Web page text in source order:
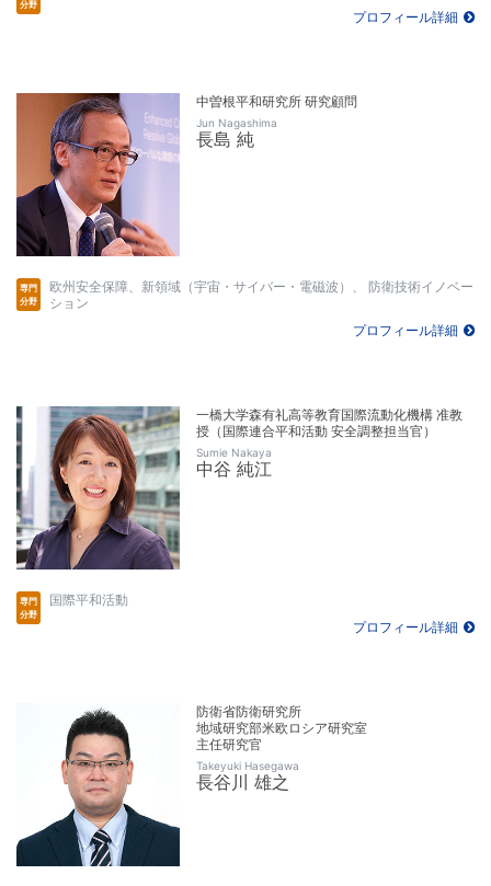
プロフィール詳細
中曽根平和研究所 研究顧問
Jun Nagashima
長島 純
欧州安全保障、新領域（宇宙・サイバー・電磁波）、 防衛技術イノベー
ション
プロフィール詳細
一橋大学森有礼高等教育国際流動化機構 准教
授（国際連合平和活動 安全調整担当官）
Sumie Nakaya
中谷 純江
国際平和活動
プロフィール詳細
防衛省防衛研究所
地域研究部米欧ロシア研究室
主任研究官
Takeyuki Hasegawa
長谷川 雄之